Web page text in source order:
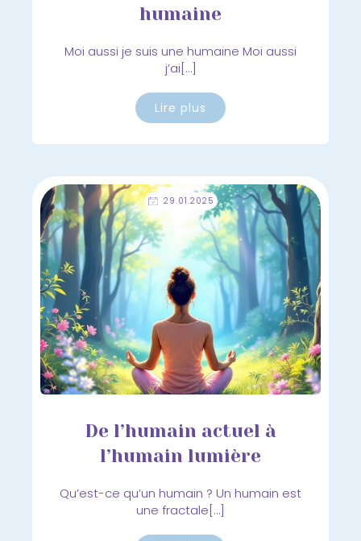
humaine
Moi aussi je suis une humaine Moi aussi
j’ai[…]
Lire plus
29.01.2025
De l’humain actuel à
l’humain lumière
Qu’est-ce qu’un humain ? Un humain est
une fractale[…]